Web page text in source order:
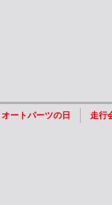
オートパーツの日 走行